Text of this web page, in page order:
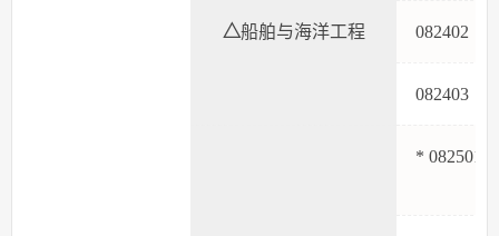
△船舶与海洋工程
* 082501